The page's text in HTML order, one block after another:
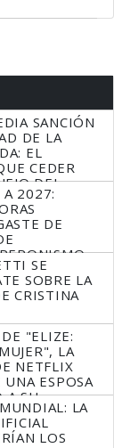
SANCIÓN
DE LA
EL
CEDER
DEL
A 2027:
DE
SE
SOBRE LA
CRISTINA
"ELIZE:
LA
NETFLIX
UNA ESPOSA
A SU
LA
LOS